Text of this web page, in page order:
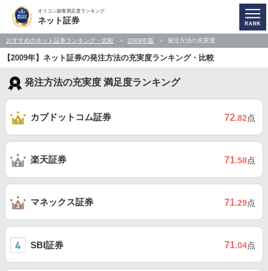
オリコン顧客満足度ランキング
ネット証券
おすすめのネット証券ランキング・比較 2009年版 発注方法の充実度
【2009年】ネット証券の発注方法の充実度ランキング・比較
発注方法の充実度 満足度ランキング
カブドットコム証券 72.82点
楽天証券 71.58点
マネックス証券 71.29点
SBI証券 71.04点